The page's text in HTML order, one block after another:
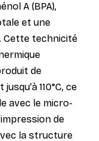
A (BPA),
et une
Cette technicité
de
110°C, ce
avec le micro-
de
la structure